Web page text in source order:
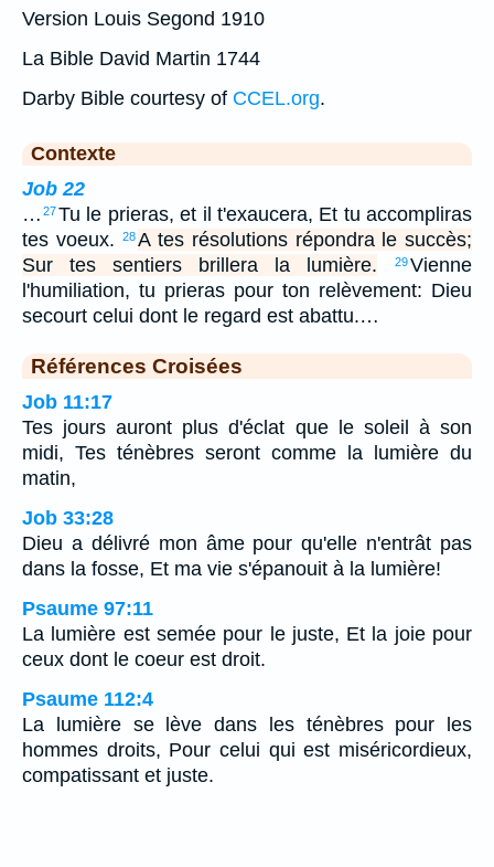
Version Louis Segond 1910
La Bible David Martin 1744
Darby Bible courtesy of CCEL.org.
Contexte
Job 22
… 27Tu le prieras, et il t'exaucera, Et tu accompliras
tes voeux.
28 A tes résolutions répondra le succès;
Sur tes sentiers brillera la lumière.
29Vienne
l'humiliation, tu prieras pour ton relèvement: Dieu
secourt celui dont le regard est abattu.…
Références Croisées
Job 11:17
Tes jours auront plus d'éclat que le soleil à son
midi, Tes ténèbres seront comme la lumière du
matin,
Job 33:28
Dieu a délivré mon âme pour qu'elle n'entrât pas
dans la fosse, Et ma vie s'épanouit à la lumière!
Psaume 97:11
La lumière est semée pour le juste, Et la joie pour
ceux dont le coeur est droit.
Psaume 112:4
La lumière se lève dans les ténèbres pour les
hommes droits, Pour celui qui est miséricordieux,
compatissant et juste.